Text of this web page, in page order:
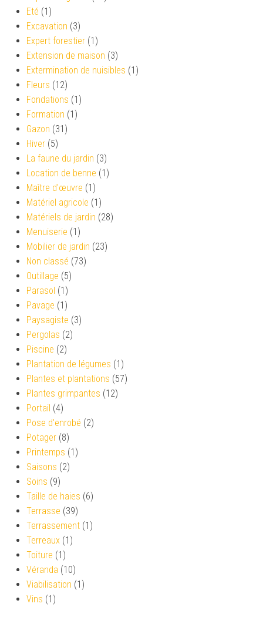
Eté (1)
Excavation (3)
Expert forestier (1)
Extension de maison (3)
Extermination de nuisibles (1)
Fleurs (12)
Fondations (1)
Formation (1)
Gazon (31)
Hiver (5)
La faune du jardin (3)
Location de benne (1)
Maître d'œuvre (1)
Matériel agricole (1)
Matériels de jardin (28)
Menuiserie (1)
Mobilier de jardin (23)
Non classé (73)
Outillage (5)
Parasol (1)
Pavage (1)
Paysagiste (3)
Pergolas (2)
Piscine (2)
Plantation de légumes (1)
Plantes et plantations (57)
Plantes grimpantes (12)
Portail (4)
Pose d'enrobé (2)
Potager (8)
Printemps (1)
Saisons (2)
Soins (9)
Taille de haies (6)
Terrasse (39)
Terrassement (1)
Terreaux (1)
Toiture (1)
Véranda (10)
Viabilisation (1)
Vins (1)